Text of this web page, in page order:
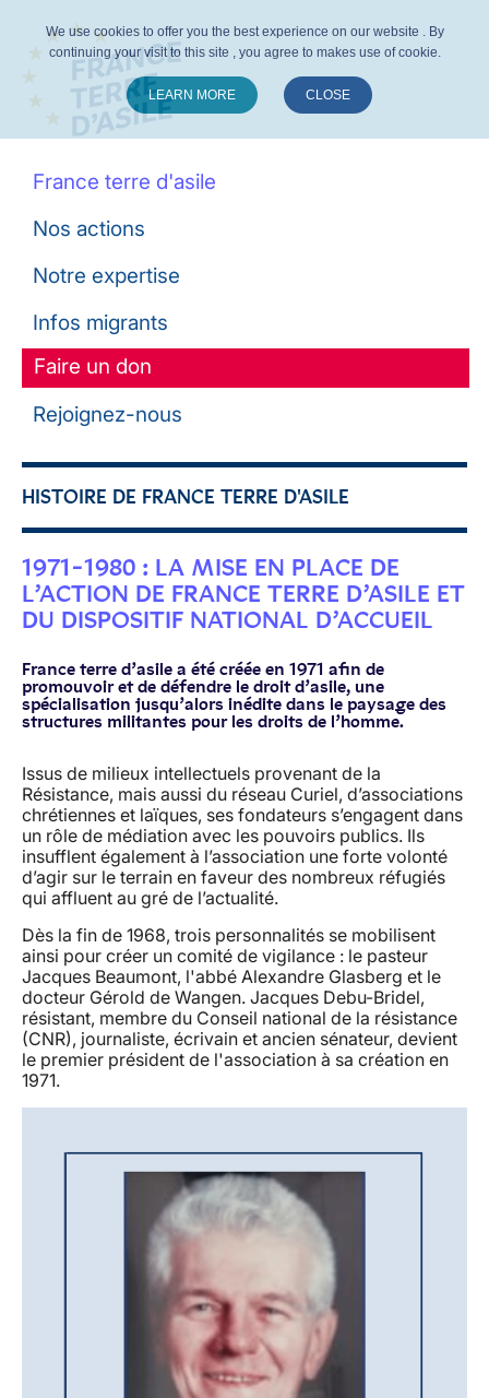
France terre d'asile
Nos actions
Notre expertise
Infos migrants
Faire un don
Rejoignez-nous
HISTOIRE DE FRANCE TERRE D'ASILE
1971-1980 : LA MISE EN PLACE DE
L’ACTION DE FRANCE TERRE D’ASILE ET
DU DISPOSITIF NATIONAL D’ACCUEIL
France terre d’asile a été créée en 1971 afin de
promouvoir et de défendre le droit d’asile, une
spécialisation jusqu’alors inédite dans le paysage des
structures militantes pour les droits de l’homme.
Issus de milieux intellectuels provenant de la
Résistance, mais aussi du réseau Curiel, d’associations
chrétiennes et laïques, ses fondateurs s’engagent dans
un rôle de médiation avec les pouvoirs publics. Ils
insufflent également à l’association une forte volonté
d’agir sur le terrain en faveur des nombreux réfugiés
qui affluent au gré de l’actualité.
Dès la fin de 1968, trois personnalités se mobilisent
ainsi pour créer un comité de vigilance : le pasteur
Jacques Beaumont, l'abbé Alexandre Glasberg et le
docteur Gérold de Wangen. Jacques Debu-Bridel,
résistant, membre du Conseil national de la résistance
(CNR), journaliste, écrivain et ancien sénateur, devient
le premier président de l'association à sa création en
1971.
We use cookies to offer you the best experience on our website . By
continuing your visit to this site , you agree to makes use of cookie.
LEARN MORE CLOSE